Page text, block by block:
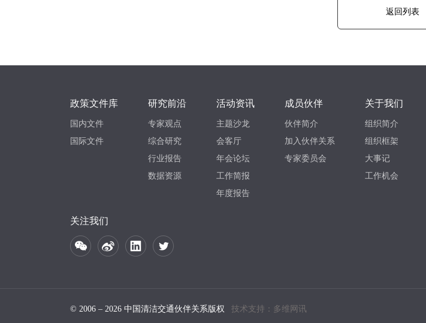
返回列表
政策文件库
国内文件
国际文件
研究前沿
专家观点
综合研究
行业报告
数据资源
活动资讯
主题沙龙
会客厅
年会论坛
工作简报
年度报告
成员伙伴
伙伴简介
加入伙伴关系
专家委员会
关于我们
组织简介
组织框架
大事记
工作机会
关注我们
© 2006 – 2026 中国清洁交通伙伴关系版权 技术支持：多维网讯